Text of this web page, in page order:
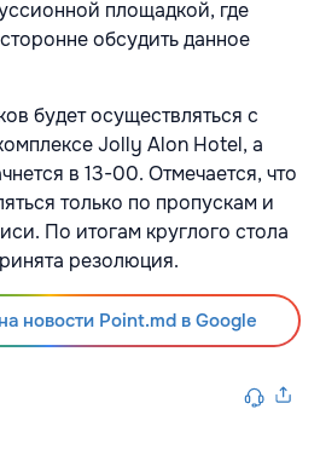
площадкой, где
обсудить данное
будет осуществляться с
Jolly Alon Hotel, а
в 13-00. Отмечается, что
только по пропускам и
По итогам круглого стола
резолюция.
новости Point.md в Google